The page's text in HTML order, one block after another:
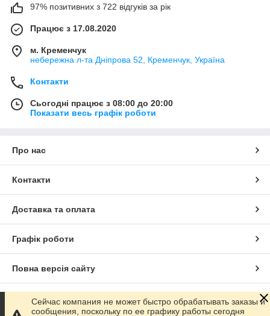
97% позитивних з 722 відгуків за рік
Працює з 17.08.2020
м. Кременчук
небережна л-та Дніпрова 52, Кременчук, Україна
Контакти
Сьогодні працює з 08:00 до 20:00
Показати весь графік роботи
Про нас
Контакти
Доставка та оплата
Графік роботи
Повна версія сайту
Сайт створено на маркетплейсі Prom.ua
Сейчас компания не может быстро обрабатывать заказы и
сообщения, поскольку по ее графику работы сегодня